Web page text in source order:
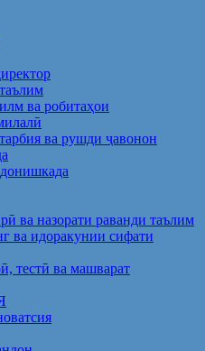
ва робитаҳои
ва рушди ҷавонон
ва назорати раванди таълим
ва идоракунии сифати
тестӣ ва машварат